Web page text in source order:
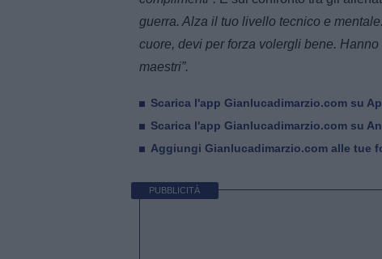
guerra. Alza il tuo livello tecnico e mentale.
cuore, devi per forza volergli bene.
maestri”.
Scarica l'app Gianlucadimarzio.com su
Scarica l'app Gianlucadimarzio.com su
Aggiungi Gianlucadimarzio.com alle tue
PUBBLICITÀ